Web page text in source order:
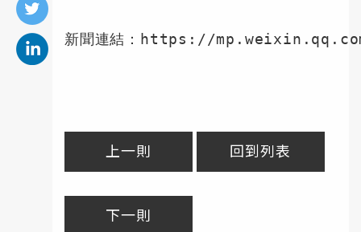
新聞連結：https://
上一則 回到列表
下一則